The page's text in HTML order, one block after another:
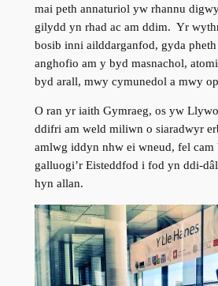
mai peth annaturiol yw rhannu
gilydd yn rhad ac am ddim. Yr
bosib inni ailddarganfod, gyda
anghofio am y byd masnachol,
byd arall, mwy cymunedol a mwy
O ran yr iaith Gymraeg, os yw
ddifri am weld miliwn o siaradwyr
amlwg iddyn nhw ei wneud, fel cam
galluogi’r Eisteddfod i fod yn ddi-
hyn allan.